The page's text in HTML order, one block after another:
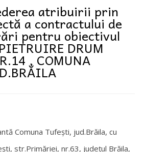
atribuirii prin
a contractului de
pentru obiectivul
DRUM
, COMUNA
Comuna Tufești, jud.Brăila, cu
str.Primăriei, nr.63, județul Brăila,